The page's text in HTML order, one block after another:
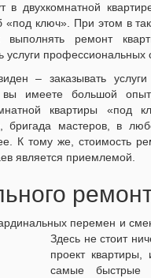
двухкомнатной
«под ключ».
При этом в
выполнять ремонт
услуги профессиональных
– заказывать
вы имеете большой
квартиры «под
бригада мастеров, в
К тому же, стоимость
является приемлемой.
перемен и
Здесь не стоит
проект
самые быстрые